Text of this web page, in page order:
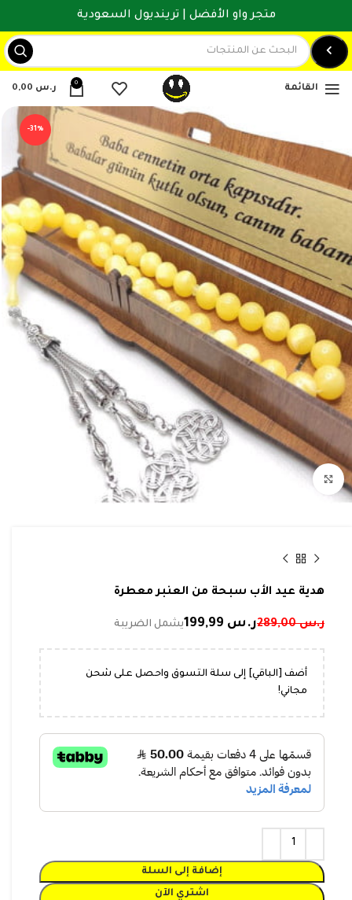
القائمة
0
ر.س
-31%
Click to enlarge
هدية عيد الأب سبحة من العنبر معطرة
ر.س289,00 ر.س
أضف [الباقي] إلى سلة التسوق واحصل على شحن
مجاني!
إضافة إلى السلة
اشتري الآن
متجر واو الأفضل | ترينديول السعودية